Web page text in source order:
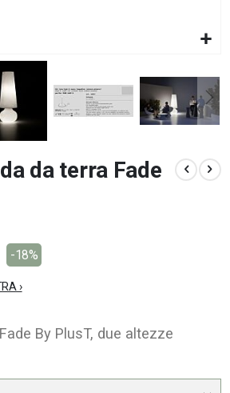
da terra Fade
-18%
›
By PlusT, due altezze